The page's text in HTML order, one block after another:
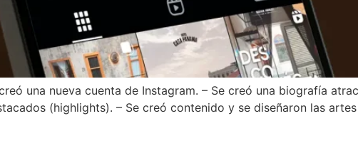
una nueva cuenta de Instagram. – Se creó una biografía
(highlights). – Se creó contenido y se diseñaron las